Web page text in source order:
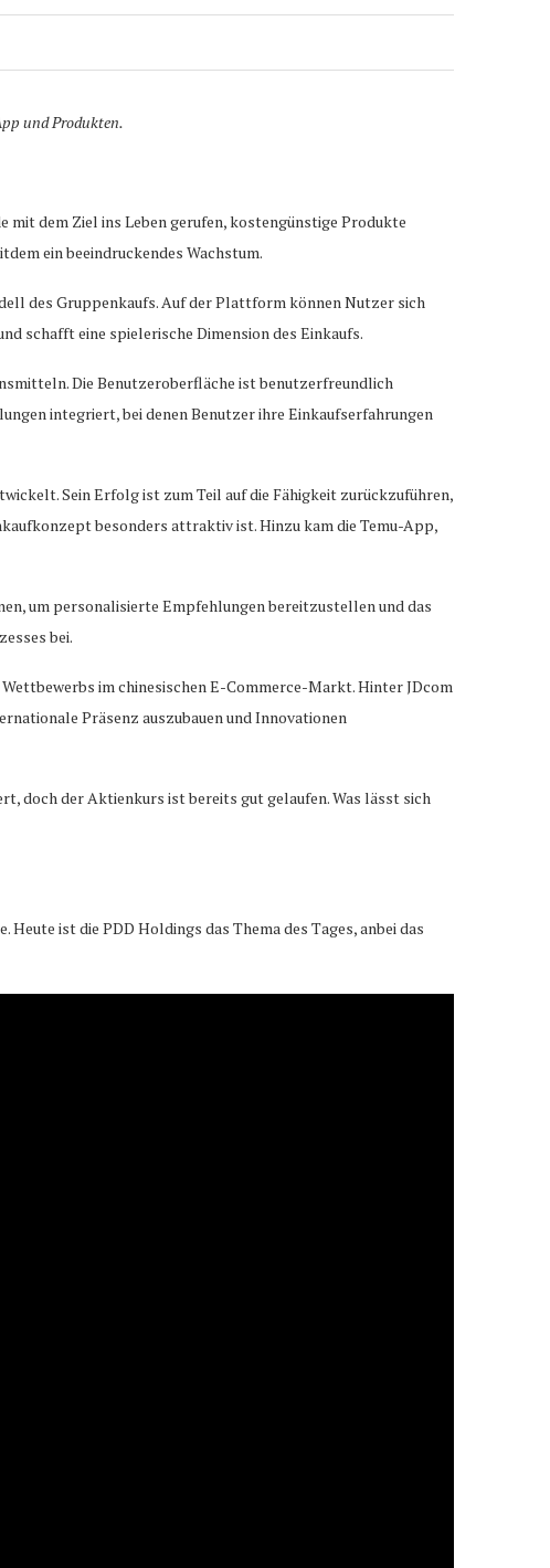
und Produkten.
mit dem Ziel ins Leben gerufen, kostengünstige Produkte
ein beeindruckendes Wachstum.
des Gruppenkaufs. Auf der Plattform können Nutzer sich
schafft eine spielerische Dimension des Einkaufs.
Die Benutzeroberfläche ist benutzerfreundlich
integriert, bei denen Benutzer ihre Einkaufserfahrungen
Sein Erfolg ist zum Teil auf die Fähigkeit zurückzuführen,
besonders attraktiv ist. Hinzu kam die Temu-App,
um personalisierte Empfehlungen bereitzustellen und das
bei.
im chinesischen E-Commerce-Markt. Hinter JDcom
Präsenz auszubauen und Innovationen
doch der Aktienkurs ist bereits gut gelaufen. Was lässt sich
ist die PDD Holdings das Thema des Tages, anbei das